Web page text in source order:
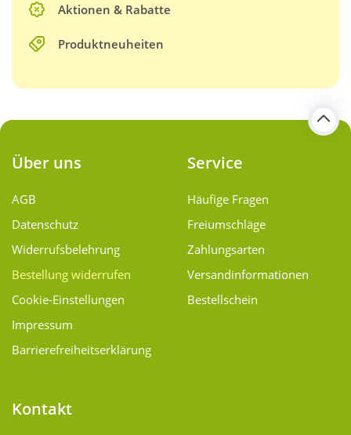
Aktionen & Rabatte
Produktneuheiten
Über uns
AGB
Datenschutz
Widerrufsbelehrung
Bestellung widerrufen
Cookie-Einstellungen
Impressum
Barrierefreiheitserklärung
Service
Häufige Fragen
Freiumschläge
Zahlungsarten
Versand­informationen
Bestellschein
Kontakt